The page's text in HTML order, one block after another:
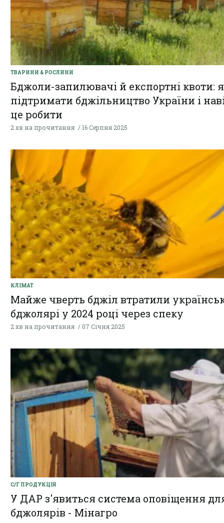
ТВАРИНИ & РОСЛИНИ
Бджоли-запилювачі й експортні квоти:
підтримати бджільництво України і
це робити
2 хв на прочитання 16 Серпня 2025
КЛІМАТ
Майже чверть бджіл втратили
бджолярі у 2024 році через спеку
2 хв на прочитання 07 Січня 2025
С/Г ПРОДУКЦІЯ
У ДАР з'явиться система оповіщення
бджолярів - Мінагро